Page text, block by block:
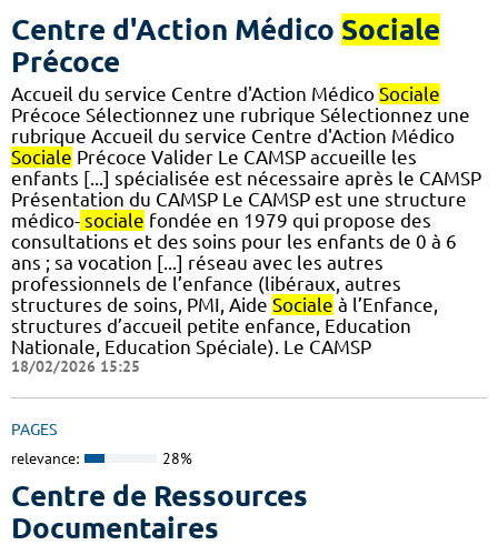
Centre d'Action Médico Sociale
Précoce
Accueil du service Centre d'Action Médico Sociale
Précoce Sélectionnez une rubrique Sélectionnez une
rubrique Accueil du service Centre d'Action Médico
Sociale Précoce Valider Le CAMSP accueille les
enfants [...] spécialisée est nécessaire après le CAMSP
Présentation du CAMSP Le CAMSP est une structure
médico- sociale fondée en 1979 qui propose des
consultations et des soins pour les enfants de 0 à 6
ans ; sa vocation [...] réseau avec les autres
professionnels de l’enfance (libéraux, autres
structures de soins, PMI, Aide Sociale à l’Enfance,
structures d’accueil petite enfance, Education
Nationale, Education Spéciale). Le CAMSP
18/02/2026 15:25
PAGES
relevance: 28%
Centre de Ressources
Documentaires